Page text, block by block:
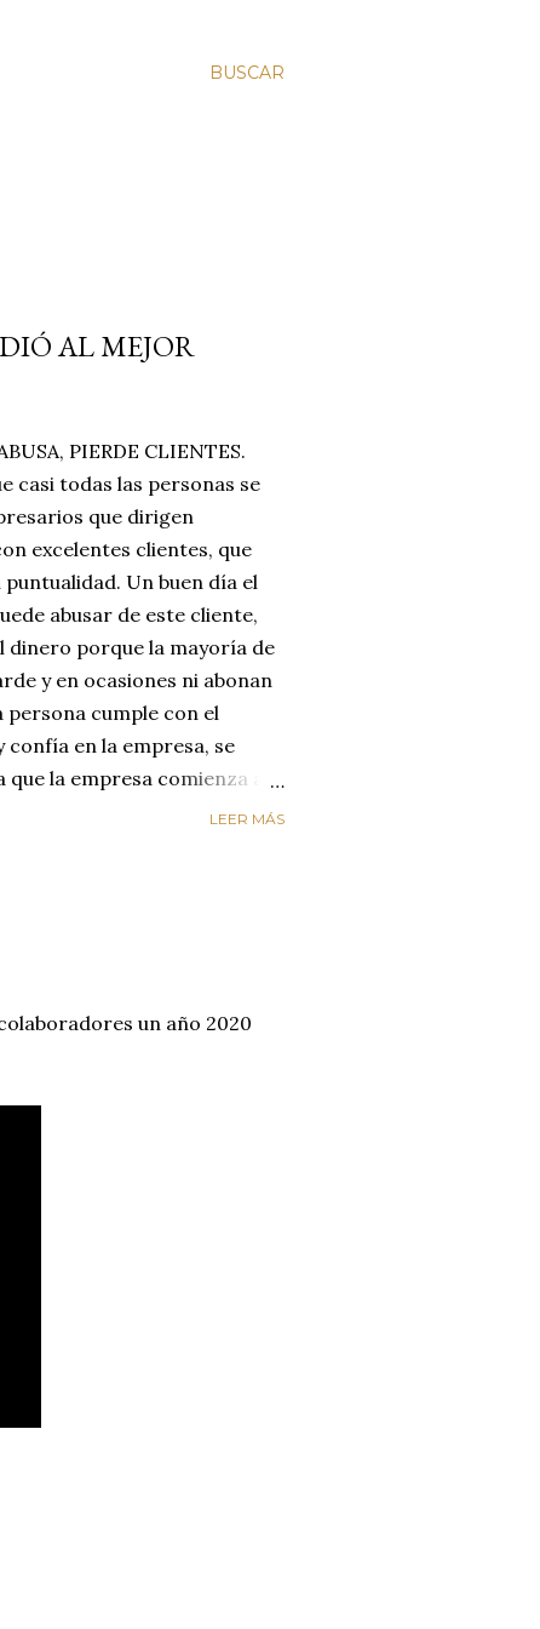
BUSCAR
AL MEJOR
PIERDE CLIENTES.
casi todas las personas se
que dirigen
excelentes clientes, que
Un buen día el
abusar de este cliente,
dinero porque la mayoría de
y en ocasiones ni abonan
persona cumple con el
en la empresa, se
la empresa comienza a
es enorme y es aquí
LEER MÁS
un año 2020